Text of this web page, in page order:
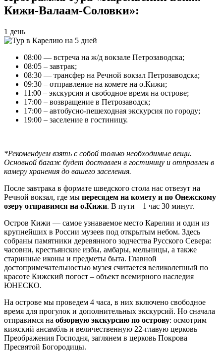
Кижи-Валаам-Соловки»:
1 день
08:00 — встреча на ж/д вокзале Петрозаводска;
08:05 – завтрак;
08:30 — трансфер на Речной вокзал Петрозаводска;
09:30 – отправление на комете на о.Кижи;
11:00 – экскурсия и свободное время на острове;
17:00 – возвращение в Петрозаводск;
17:00 – автобусно-пешеходная экскурсия по городу;
19:00 – заселение в гостиницу.
*Рекомендуем взять с собой только необходимые вещи.
Основной багаж будет доставлен в гостиницу и отправлен в
камеру хранения до вашего заселения.
После завтрака в формате шведского стола нас отвезут на
Речной вокзал, где мы пересядем на комету и по Онежскому
озеру отправимся на о.Кижи. В пути – 1 час 30 минут.
Остров Кижи — самое узнаваемое место Карелии и один из
крупнейших в России музеев под открытым небом. Здесь
собраны памятники деревянного зодчества Русского Севера:
часовни, крестьянские избы, амбары, мельницы, а также
старинные иконы и предметы быта. Главной
достопримечательностью музея считается великолепный по
красоте Кижский погост – объект всемирного наследия
ЮНЕСКО.
На острове мы проведем 4 часа, в них включено свободное
время для прогулок и дополнительных экскурсий. Но сначала
отправимся на обзорную экскурсию по острову: осмотрим
кижский ансамбль и величественную 22-главую церковь
Преображения Господня, заглянем в церковь Покрова
Пресвятой Богородицы.